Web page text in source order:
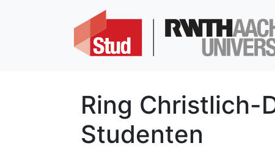
Ring Christlich-
Studenten